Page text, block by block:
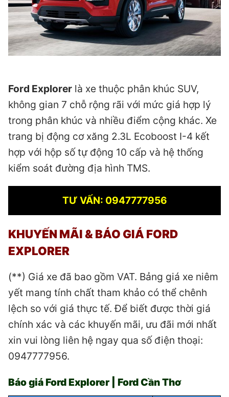
Ford Explorer là xe thuộc phân khúc SUV,
không gian 7 chỗ rộng rãi với mức giá hợp lý
trong phân khúc và nhiều điểm cộng khác. Xe
trang bị động cơ xăng 2.3L Ecoboost I-4 kết
hợp với hộp số tự động 10 cấp và hệ thống
kiểm soát đường địa hình TMS.
TƯ VẤN: 0947777956
KHUYẾN MÃI & BÁO GIÁ FORD
EXPLORER
(**) Giá xe đã bao gồm VAT. Bảng giá xe niêm
yết mang tính chất tham khảo có thể chênh
lệch so với giá thực tế. Để biết được thời giá
chính xác và các khuyến mãi, ưu đãi mới nhất
xin vui lòng liên hệ ngay qua số điện thoại:
0947777956.
Báo giá Ford Explorer | Ford Cần Thơ